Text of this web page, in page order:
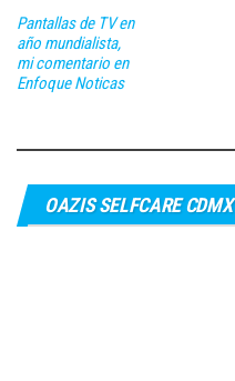
Pantallas de TV en
año mundialista,
mi comentario en
Enfoque Noticas
OAZIS SELFCARE CDMX